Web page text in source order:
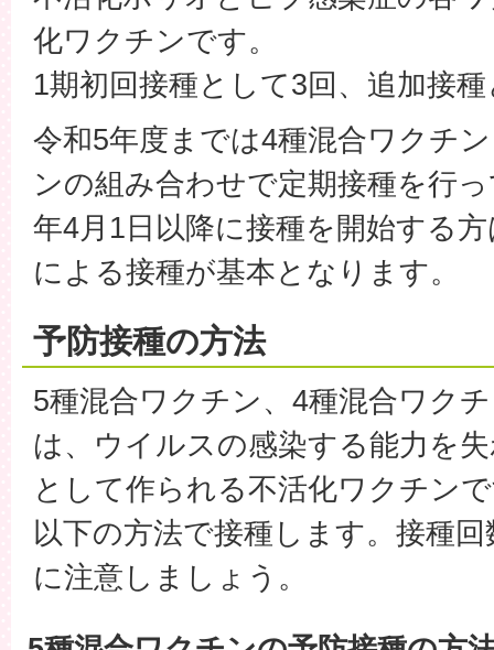
化ワクチンです。
1期初回接種として3回、追加接
令和5年度までは4種混合ワクチ
ンの組み合わせで定期接種を行
年4月1日以降に接種を開始する
による接種が基本となります。
予防接種の方法
5種混合ワクチン、4種混合ワク
は、ウイルスの感染する能力を
として作られる不活化ワクチン
以下の方法で接種します。接種
に注意しましょう。